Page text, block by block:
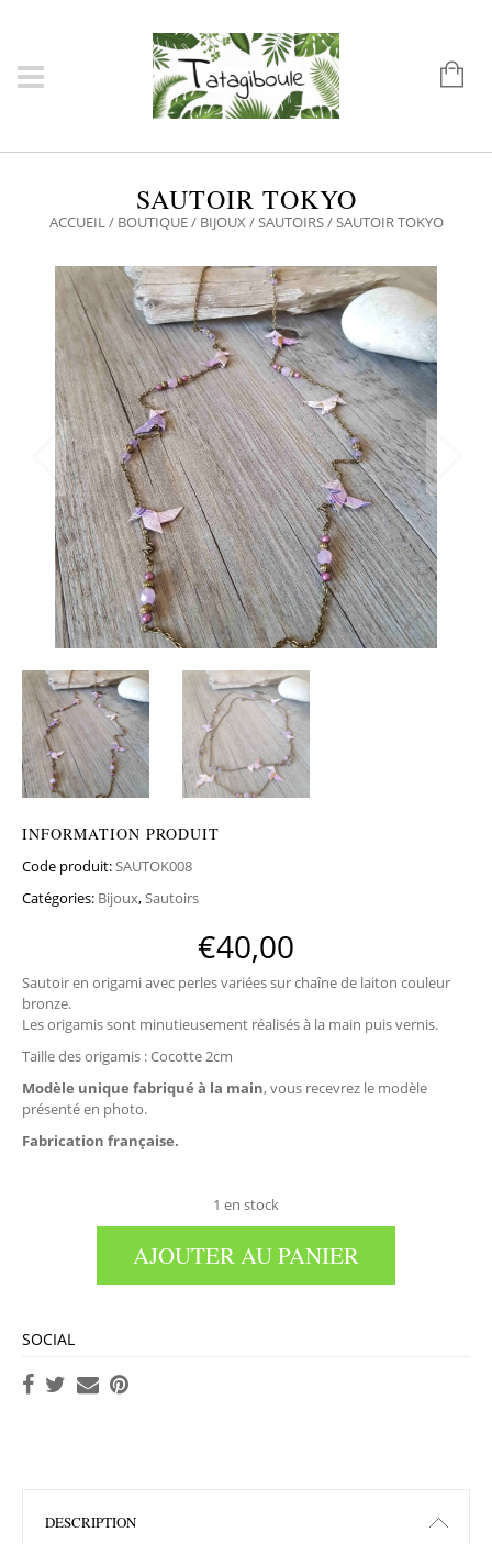
SAUTOIR TOKYO
ACCUEIL/ BOUTIQUE/ BIJOUX /SAUTOIRS/ SAUTOIR TOKYO
INFORMATION PRODUIT
Code produit:SAUTOK008
Catégories: Bijoux,Sautoirs
€40,00
Sautoir en origami avec perles variées sur chaîne de laiton couleur
bronze.
Les origamis sont minutieusement réalisés à la main puis vernis.
Taille des origamis : Cocotte 2cm
Modèle unique fabriqué à la main, vous recevrez le modèle
présenté en photo.
Fabrication française.
1 en stock
AJOUTER AU PANIER
SOCIAL
DESCRIPTION